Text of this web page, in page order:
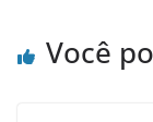
Você